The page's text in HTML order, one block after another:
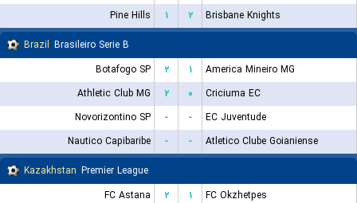
Pine Hills
۱ ۲
Brisbane Knights
Brazil Brasileiro Serie B
Botafogo SP
۲ ۱
America Mineiro MG
Athletic Club MG
۲ ۰
Criciuma EC
Novorizontino SP
- -
EC Juventude
Nautico Capibaribe
- -
Atletico Clube Goianiense
Kazakhstan Premier League
FC Astana
۲ ۱
FC Okzhetpes